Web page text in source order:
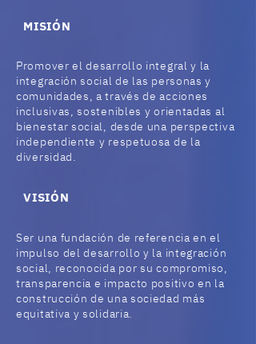
MISIÓN
Promover el desarrollo integral y la
integración social de las personas y
comunidades, a través de acciones
inclusivas, sostenibles y orientadas al
bienestar social, desde una perspectiva
independiente y respetuosa de la
diversidad.
VISIÓN
Ser una fundación de referencia en el
impulso del desarrollo y la integración
social, reconocida por su compromiso,
transparencia e impacto positivo en la
construcción de una sociedad más
equitativa y solidaria.